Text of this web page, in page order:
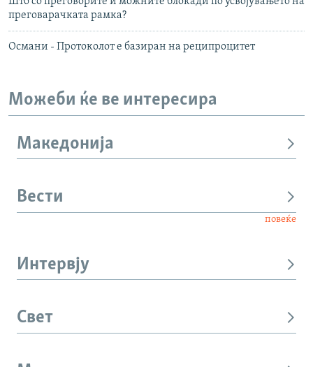
преговарачката рамка?
Османи - Протоколот е базиран на реципроцитет
Можеби ќе ве интересира
Македонија
Вести
повеќе
Интервју
Свет